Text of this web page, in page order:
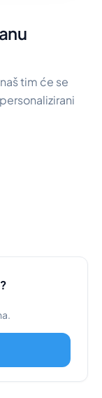
tim će se